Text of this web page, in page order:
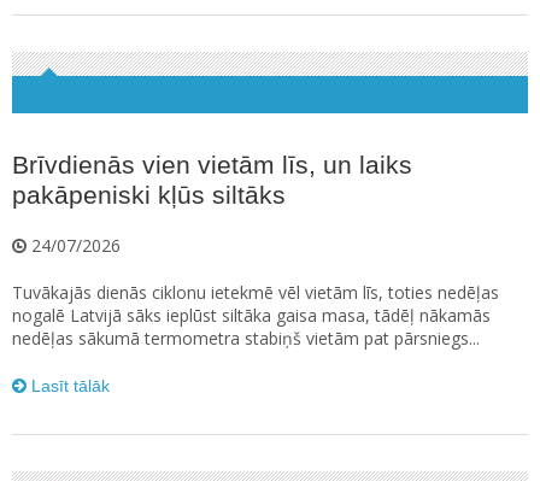
Brīvdienās vien vietām līs, un laiks
pakāpeniski kļūs siltāks
24/07/2026
Tuvākajās dienās ciklonu ietekmē vēl vietām līs, toties nedēļas
nogalē Latvijā sāks ieplūst siltāka gaisa masa, tādēļ nākamās
nedēļas sākumā termometra stabiņš vietām pat pārsniegs...
Lasīt tālāk